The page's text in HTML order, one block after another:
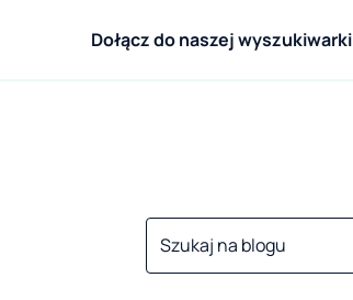
Dołącz do naszej wyszukiwarki